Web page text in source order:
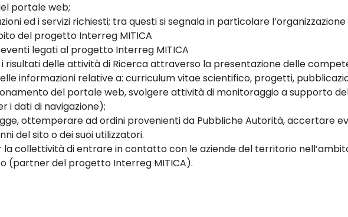
portale web;
ed i servizi richiesti; tra questi si segnala in particolare
del progetto Interreg MITICA
legati al progetto Interreg MITICA
risultati delle attività di Ricerca attraverso la presentazione delle
informazioni relative a: curriculum vitae scientifico, progetti,
del portale web, svolgere attività di monitoraggio a supporto
i dati di navigazione);
ottemperare ad ordini provenienti da Pubbliche Autorità, accertare
del sito o dei suoi utilizzatori.
collettività di entrare in contatto con le aziende del territorio nell’ambito
(partner del progetto Interreg MITICA).